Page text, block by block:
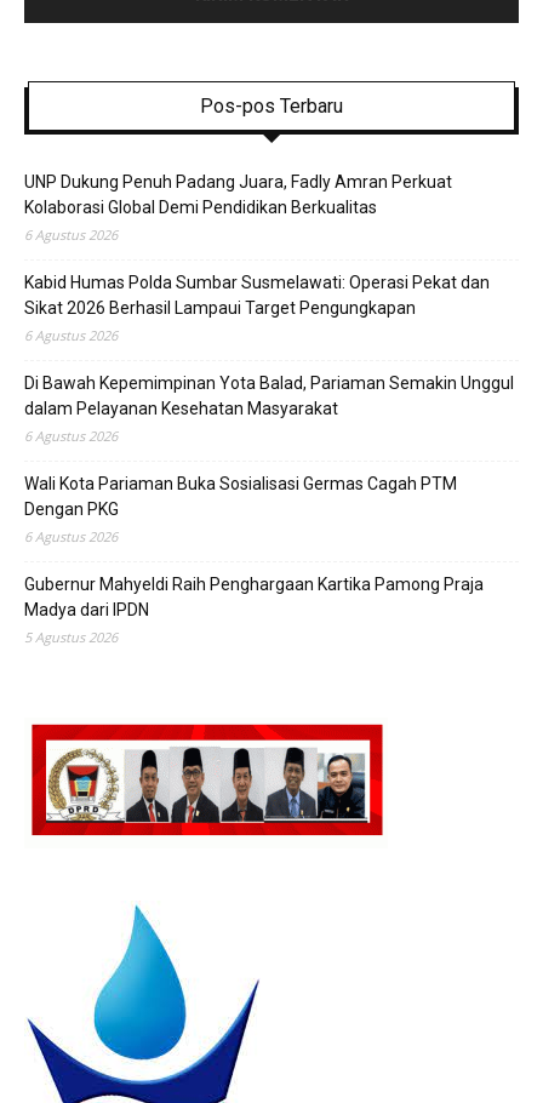
Pos-pos Terbaru
UNP Dukung Penuh Padang Juara, Fadly Amran Perkuat
Kolaborasi Global Demi Pendidikan Berkualitas
6 Agustus 2026
Kabid Humas Polda Sumbar Susmelawati: Operasi Pekat dan
Sikat 2026 Berhasil Lampaui Target Pengungkapan
6 Agustus 2026
Di Bawah Kepemimpinan Yota Balad, Pariaman Semakin Unggul
dalam Pelayanan Kesehatan Masyarakat
6 Agustus 2026
Wali Kota Pariaman Buka Sosialisasi Germas Cagah PTM
Dengan PKG
6 Agustus 2026
Gubernur Mahyeldi Raih Penghargaan Kartika Pamong Praja
Madya dari IPDN
5 Agustus 2026